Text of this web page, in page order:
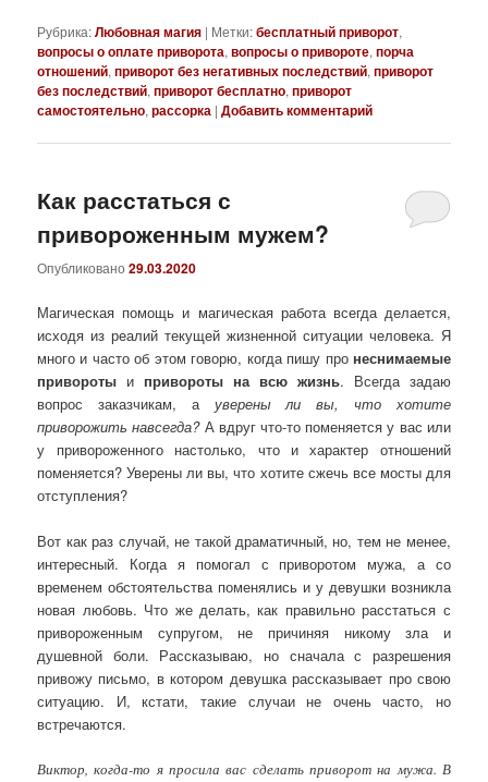
Рубрика:Любовная магия | Метки:бесплатный приворот,
вопросы о оплате приворота,вопросы о привороте,порча
отношений,приворот без негативных последствий,приворот
без последствий,приворот бесплатно,приворот
самостоятельно,рассорка |Добавить комментарий
Как расстаться с
привороженным мужем?
Опубликовано29.03.2020
Магическая помощь и магическая работа всегда делается,
исходя из реалий текущей жизненной ситуации человека. Я
много и часто об этом говорю, когда пишу про неснимаемые
привороты и привороты на всю жизнь. Всегда задаю
вопрос заказчикам, а уверены ли вы, что хотите
приворожить навсегда?А вдруг что-то поменяется у вас или
у привороженного настолько, что и характер отношений
поменяется? Уверены ли вы, что хотите сжечь все мосты для
отступления?
Вот как раз случай, не такой драматичный, но, тем не менее,
интересный. Когда я помогал с приворотом мужа, а со
временем обстоятельства поменялись и у девушки возникла
новая любовь. Что же делать, как правильно расстаться с
привороженным супругом, не причиняя никому зла и
душевной боли. Рассказываю, но сначала с разрешения
привожу письмо, в котором девушка рассказывает про свою
ситуацию. И, кстати, такие случаи не очень часто, но
встречаются.
Виктор, когда-то я просила вас сделать приворот на мужа. В